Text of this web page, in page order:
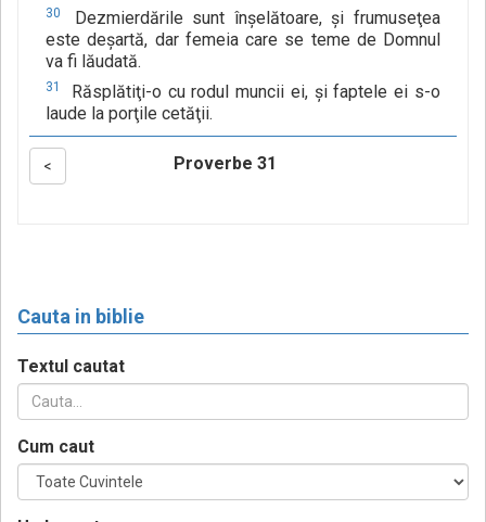
30
Dezmierdările sunt înşelătoare, şi frumuseţea
este deşartă, dar femeia care se teme de Domnul
va fi lăudată.
31
Răsplătiţi-o cu rodul muncii ei, şi faptele ei s-o
laude la porţile cetăţii.
< Proverbe 31
Cauta in biblie
Textul cautat
Cum caut